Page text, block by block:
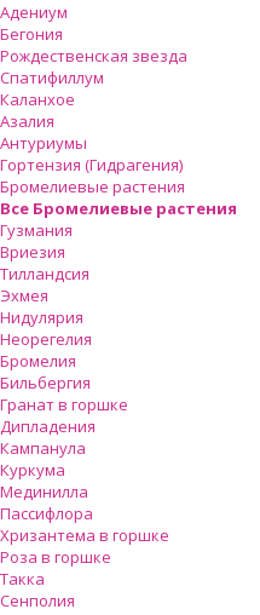
Адениум
Бегония
Рождественская звезда
Спатифиллум
Каланхое
Азалия
Антуриумы
Гортензия (Гидрагения)
Бромелиевые растения
Все Бромелиевые растения
Гузмания
Вриезия
Тилландсия
Эхмея
Нидулярия
Неорегелия
Бромелия
Бильбергия
Гранат в горшке
Дипладения
Кампанула
Куркума
Мединилла
Пассифлора
Хризантема в горшке
Роза в горшке
Такка
Сенполия